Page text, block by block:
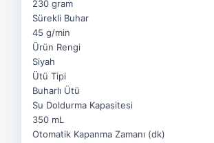
230 gram
Sürekli Buhar
45 g/min
Ürün Rengi
Siyah
Ütü Tipi
Buharlı Ütü
Su Doldurma Kapasitesi
350 mL
Otomatik Kapanma Zamanı (dk)